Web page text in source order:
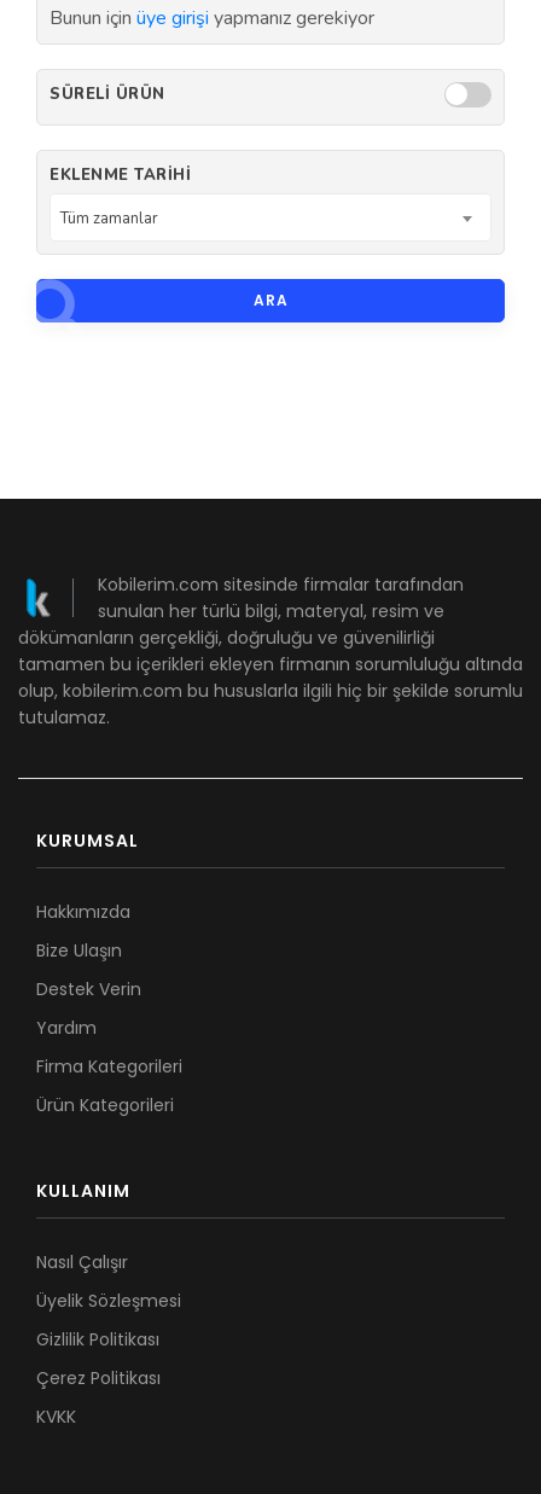
Bunun için üye girişi yapmanız gerekiyor
SÜRELI ÜRÜN
EKLENME TARIHI
Tüm zamanlar
ARA
Kobilerim.com sitesinde firmalar tarafından
sunulan her türlü bilgi, materyal, resim ve
dökümanların gerçekliği, doğruluğu ve güvenilirliği
tamamen bu içerikleri ekleyen firmanın sorumluluğu altında
olup, kobilerim.com bu hususlarla ilgili hiç bir şekilde sorumlu
tutulamaz.
KURUMSAL
Hakkımızda
Bize Ulaşın
Destek Verin
Yardım
Firma Kategorileri
Ürün Kategorileri
KULLANIM
Nasıl Çalışır
Üyelik Sözleşmesi
Gizlilik Politikası
Çerez Politikası
KVKK